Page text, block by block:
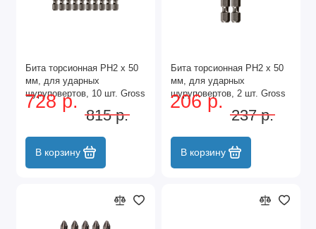
Бита торсионная PH2 x 50
мм, для ударных
шуруповертов, 10 шт. Gross
728 р.
815 р.
В корзину
Бита торсионная PH2 x 50
мм, для ударных
шуруповертов, 2 шт. Gross
206 р.
237 р.
В корзину